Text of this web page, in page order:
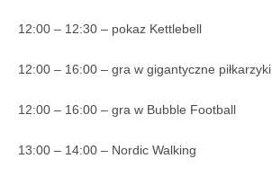
12:00 – 12:30 – pokaz Kettlebell
12:00 – 16:00 – gra w gigantyczne piłkarzyki
12:00 – 16:00 – gra w Bubble Football
13:00 – 14:00 – Nordic Walking